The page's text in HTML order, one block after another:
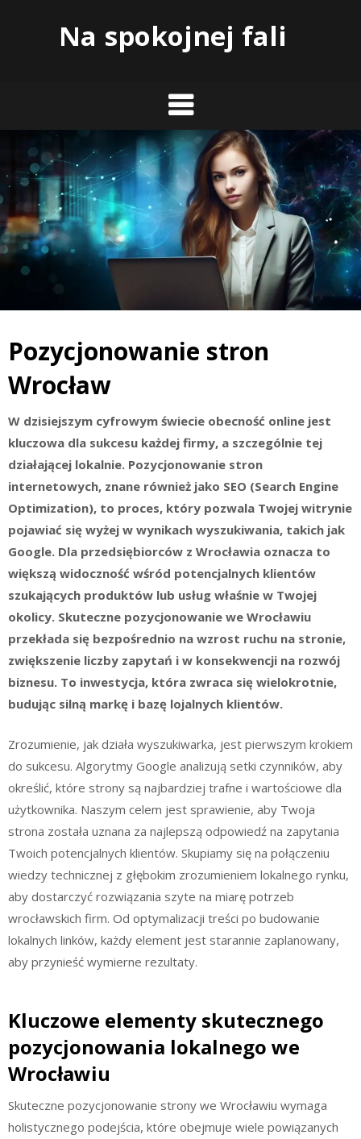
Na spokojnej fali
Pozycjonowanie stron
Wrocław
W dzisiejszym cyfrowym świecie obecność online jest
kluczowa dla sukcesu każdej firmy, a szczególnie tej
działającej lokalnie. Pozycjonowanie stron
internetowych, znane również jako SEO (Search Engine
Optimization), to proces, który pozwala Twojej witrynie
pojawiać się wyżej w wynikach wyszukiwania, takich jak
Google. Dla przedsiębiorców z Wrocławia oznacza to
większą widoczność wśród potencjalnych klientów
szukających produktów lub usług właśnie w Twojej
okolicy. Skuteczne pozycjonowanie we Wrocławiu
przekłada się bezpośrednio na wzrost ruchu na stronie,
zwiększenie liczby zapytań i w konsekwencji na rozwój
biznesu. To inwestycja, która zwraca się wielokrotnie,
budując silną markę i bazę lojalnych klientów.
Zrozumienie, jak działa wyszukiwarka, jest pierwszym krokiem
do sukcesu. Algorytmy Google analizują setki czynników, aby
określić, które strony są najbardziej trafne i wartościowe dla
użytkownika. Naszym celem jest sprawienie, aby Twoja
strona została uznana za najlepszą odpowiedź na zapytania
Twoich potencjalnych klientów. Skupiamy się na połączeniu
wiedzy technicznej z głębokim zrozumieniem lokalnego rynku,
aby dostarczyć rozwiązania szyte na miarę potrzeb
wrocławskich firm. Od optymalizacji treści po budowanie
lokalnych linków, każdy element jest starannie zaplanowany,
aby przynieść wymierne rezultaty.
Kluczowe elementy skutecznego
pozycjonowania lokalnego we
Wrocławiu
Skuteczne pozycjonowanie strony we Wrocławiu wymaga
holistycznego podejścia, które obejmuje wiele powiązanych